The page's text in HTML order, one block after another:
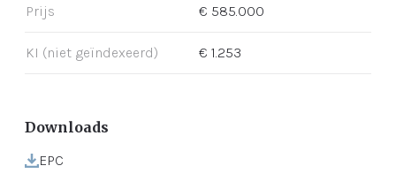
Prijs € 585.000
KI (niet geïndexeerd) € 1.253
Downloads
EPC